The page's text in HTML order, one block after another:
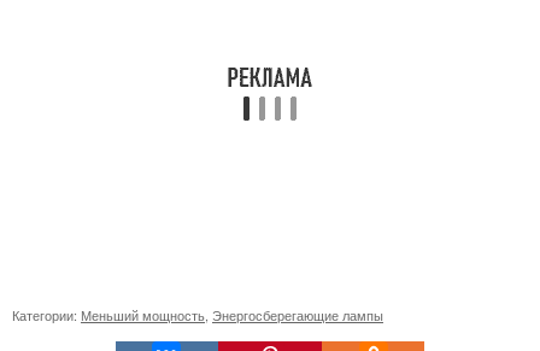
Категории: Меньший мощность, Энергосберегающие лампы